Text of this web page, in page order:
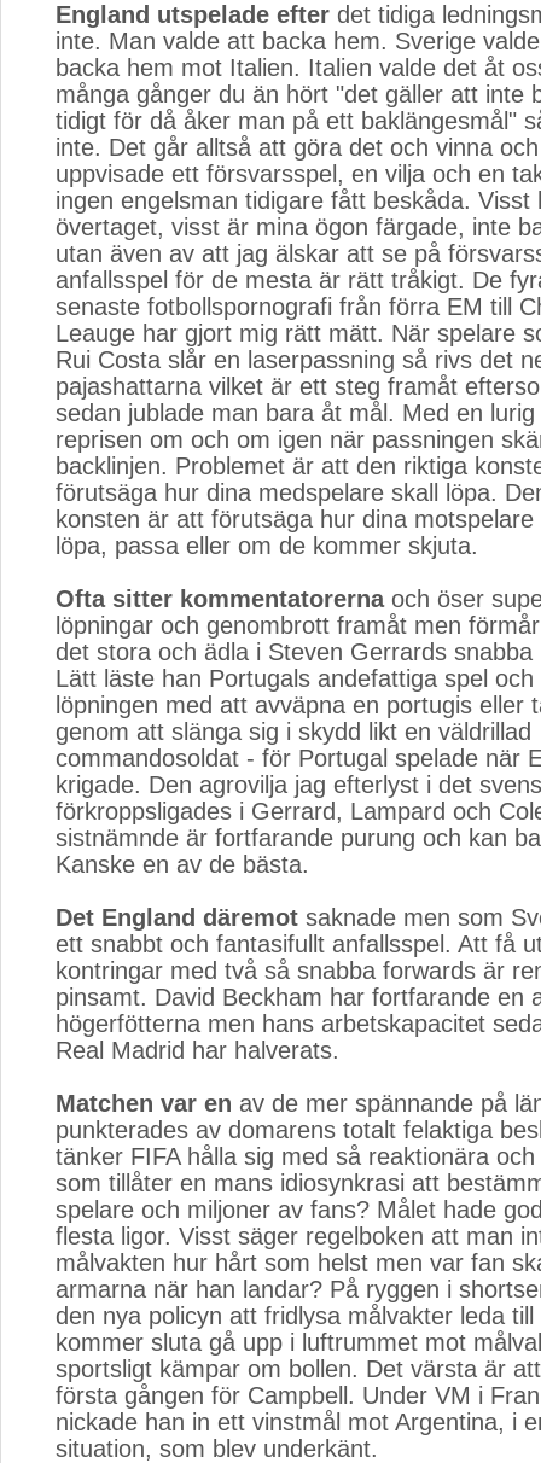
England utspelade efter det tidiga
inte. Man valde att backa hem. Sverige
backa hem mot Italien. Italien valde det åt
många gånger du än hört "det gäller att inte
tidigt för då åker man på ett baklängesmål"
inte. Det går alltså att göra det och vinna
uppvisade ett försvarsspel, en vilja och en
ingen engelsman tidigare fått beskåda. Visst
övertaget, visst är mina ögon färgade, inte
utan även av att jag älskar att se på
anfallsspel för de mesta är rätt tråkigt. De
senaste fotbollspornografi från förra EM till
Leauge har gjort mig rätt mätt. När spelare
Rui Costa slår en laserpassning så rivs det
pajashattarna vilket är ett steg framåt
sedan jublade man bara åt mål. Med en
reprisen om och om igen när passningen
backlinjen. Problemet är att den riktiga
förutsäga hur dina medspelare skall löpa.
konsten är att förutsäga hur dina
löpa, passa eller om de kommer skjuta.
Ofta sitter kommentatorernaoch öser
löpningar och genombrott framåt men
det stora och ädla i Steven Gerrards snabba
Lätt läste han Portugals andefattiga spel och
löpningen med att avväpna en portugis eller
genom att slänga sig i skydd likt en väldrillad
commandosoldat - för Portugal spelade när
krigade. Den agrovilja jag efterlyst i det
förkroppsligades i Gerrard, Lampard och
sistnämnde är fortfarande purung och kan
Kanske en av de bästa.
Det England däremot saknade men som
ett snabbt och fantasifullt anfallsspel. Att få
kontringar med två så snabba forwards är
pinsamt. David Beckham har fortfarande en
högerfötterna men hans arbetskapacitet
Real Madrid har halverats.
Matchen var en av de mer spännande på
punkterades av domarens totalt felaktiga
tänker FIFA hålla sig med så reaktionära
som tillåter en mans idiosynkrasi att
spelare och miljoner av fans? Målet hade
flesta ligor. Visst säger regelboken att man
målvakten hur hårt som helst men var fan
armarna när han landar? På ryggen i
den nya policyn att fridlysa målvakter leda
kommer sluta gå upp i luftrummet mot
sportsligt kämpar om bollen. Det värsta är
första gången för Campbell. Under VM i
nickade han in ett vinstmål mot Argentina, i
situation, som blev underkänt.